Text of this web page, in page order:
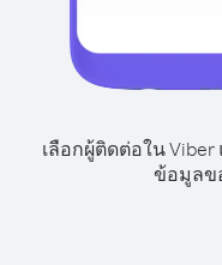
เลือกผู้ติดต่อใน
ข้อมูลข